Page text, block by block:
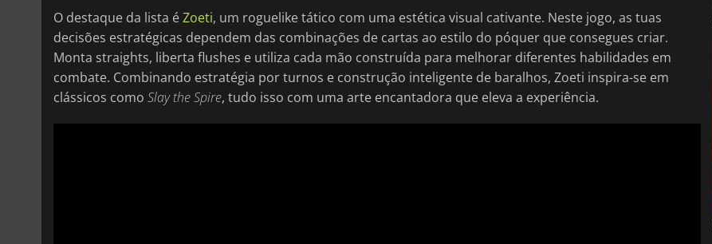
O destaque da lista éZoeti, um roguelike tático com uma estética visual cativante. Neste jogo, as tuas
decisões estratégicas dependem das combinações de cartas ao estilo do póquer que consegues criar.
Monta straights, liberta flushes e utiliza cada mão construída para melhorar diferentes habilidades em
combate. Combinando estratégia por turnos e construção inteligente de baralhos, Zoeti inspira-se em
clássicos como Slay the Spire, tudo isso com uma arte encantadora que eleva a experiência.